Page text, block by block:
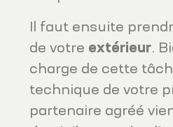
Il faut ensuite
de votre extérieur.
charge de cette
technique de votre
partenaire agréé